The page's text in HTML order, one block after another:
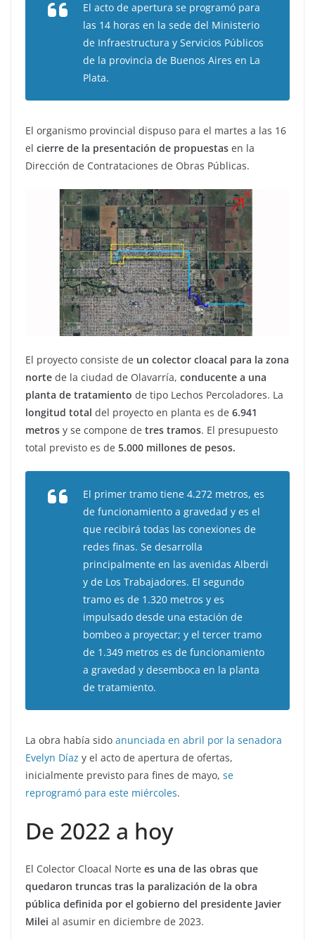
El acto de apertura se programó para
las 14 horas en la sede del Ministerio
de Infraestructura y Servicios Públicos
de la provincia de Buenos Aires en La
Plata.
El organismo provincial dispuso para el martes a las 16
el cierre de la presentación de propuestas en la
Dirección de Contrataciones de Obras Públicas.
El proyecto consiste de un colector cloacal para la zona
norte de la ciudad de Olavarría, conducente a una
planta de tratamiento de tipo Lechos Percoladores. La
longitud total del proyecto en planta es de 6.941
metros y se compone de tres tramos. El presupuesto
total previsto es de 5.000 millones de pesos.
El primer tramo tiene 4.272 metros, es
de funcionamiento a gravedad y es el
que recibirá todas las conexiones de
redes finas. Se desarrolla
principalmente en las avenidas Alberdi
y de Los Trabajadores. El segundo
tramo es de 1.320 metros y es
impulsado desde una estación de
bombeo a proyectar; y el tercer tramo
de 1.349 metros es de funcionamiento
a gravedad y desemboca en la planta
de tratamiento.
La obra había sido anunciada en abril por la senadora
Evelyn Díaz y el acto de apertura de ofertas,
inicialmente previsto para fines de mayo, se
reprogramó para este miércoles.
De 2022 a hoy
El Colector Cloacal Norte es una de las obras que
quedaron truncas tras la paralización de la obra
pública definida por el gobierno del presidente Javier
Milei al asumir en diciembre de 2023.